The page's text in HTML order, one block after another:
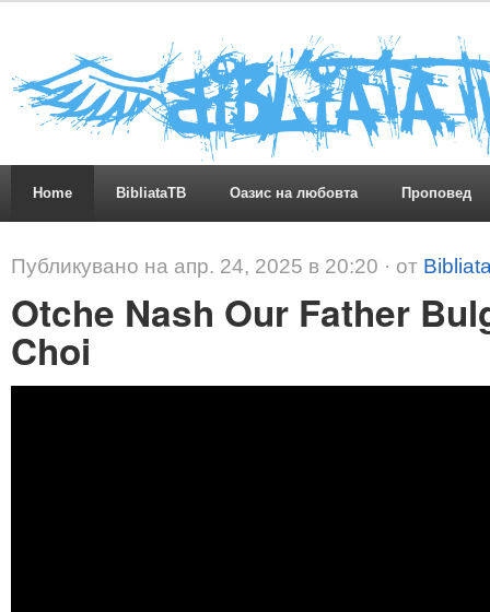
Home BibliataTB Оазис на любовта Проповед
Публикувано на апр. 24, 2025 в 20:20 · от
Otche Nash Our Father
Choi